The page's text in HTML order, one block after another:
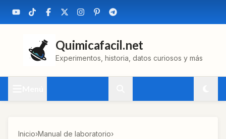
Quimicafacil.net
Experimentos, historia, datos curiosos y más
Inicio›Manual de laboratorio›